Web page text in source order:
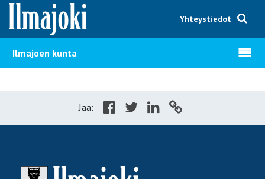
Hyppää sisältöön
Yhteystiedot
Ilmajoen kunta Avaa
Jaa: